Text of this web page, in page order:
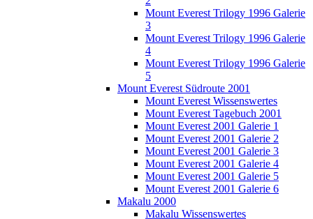
Mount Everest Trilogy 1996 Galerie
3
Mount Everest Trilogy 1996 Galerie
4
Mount Everest Trilogy 1996 Galerie
5
Mount Everest Südroute 2001
Mount Everest Wissenswertes
Mount Everest Tagebuch 2001
Mount Everest 2001 Galerie 1
Mount Everest 2001 Galerie 2
Mount Everest 2001 Galerie 3
Mount Everest 2001 Galerie 4
Mount Everest 2001 Galerie 5
Mount Everest 2001 Galerie 6
Makalu 2000
Makalu Wissenswertes